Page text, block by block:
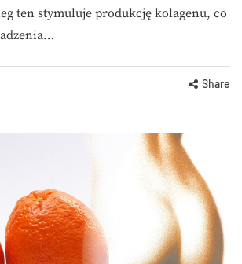
ten stymuluje produkcję kolagenu, co
Share